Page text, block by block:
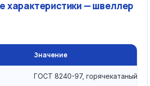
характеристики — швеллер
Значение
ГОСТ 8240-97, горячекатаный